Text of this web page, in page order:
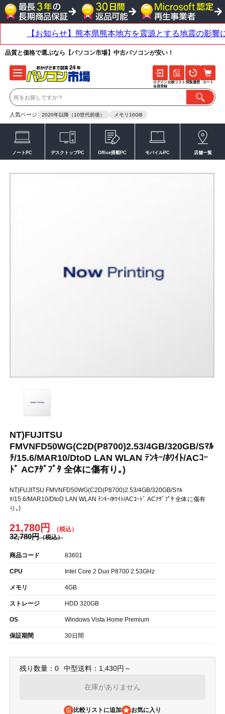
品質と価格で選ぶなら【パソコン市場】中古パソコンが安い！
人気ページ 2020年以降（10世代前後） メモリ16GB
ログイン
会員登録
比較リスト 閲覧履歴 カート
ノートPC デスクトップPC Office搭載PC モバイルPC 店舗一覧
NT)FUJITSU
FMVNFD50WG(C2D(P8700)2.53/4GB/320GB/Sﾏﾙ
ﾁ/15.6/MAR10/DtoD LAN WLAN ﾃﾝｷｰ/ﾎﾜｲﾄ/ACｺｰ
ﾄﾞ ACｱﾀﾞﾌﾟﾀ 全体に傷有り｡)
NT)FUJITSU FMVNFD50WG(C2D(P8700)2.53/4GB/320GB/Sﾏﾙ
ﾁ/15.6/MAR10/DtoD LAN WLAN ﾃﾝｷｰ/ﾎﾜｲﾄ/ACｺｰﾄﾞ ACｱﾀﾞﾌﾟﾀ 全体に傷有
り｡)
21,780円
32,780円
商品コード 83601
CPU Intel Core 2 Duo P8700 2.53GHz
メモリ 4GB
ストレージ HDD 320GB
OS Windows Vista Home Premium
保証期間 30日間
残り数量：0 中型送料：1,430円～
在庫がありません
比較リストに追加